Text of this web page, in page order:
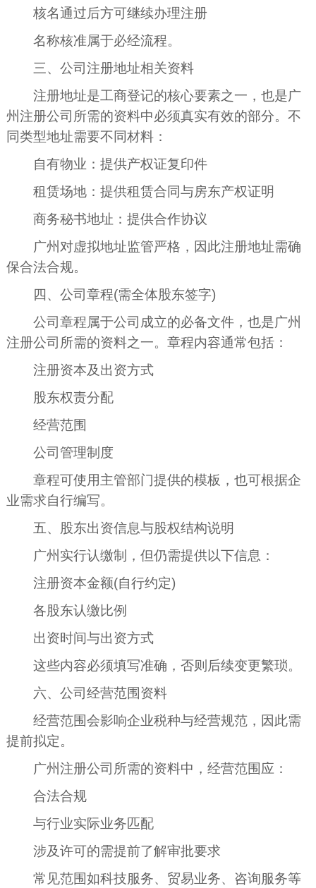
核名通过后方可继续办理注册
名称核准属于必经流程。
三、公司注册地址相关资料
注册地址是工商登记的核心要素之一，也是广
州注册公司所需的资料中必须真实有效的部分。不
同类型地址需要不同材料：
自有物业：提供产权证复印件
租赁场地：提供租赁合同与房东产权证明
商务秘书地址：提供合作协议
广州对虚拟地址监管严格，因此注册地址需确
保合法合规。
四、公司章程(需全体股东签字)
公司章程属于公司成立的必备文件，也是广州
注册公司所需的资料之一。章程内容通常包括：
注册资本及出资方式
股东权责分配
经营范围
公司管理制度
章程可使用主管部门提供的模板，也可根据企
业需求自行编写。
五、股东出资信息与股权结构说明
广州实行认缴制，但仍需提供以下信息：
注册资本金额(自行约定)
各股东认缴比例
出资时间与出资方式
这些内容必须填写准确，否则后续变更繁琐。
六、公司经营范围资料
经营范围会影响企业税种与经营规范，因此需
提前拟定。
广州注册公司所需的资料中，经营范围应：
合法合规
与行业实际业务匹配
涉及许可的需提前了解审批要求
常见范围如科技服务、贸易业务、咨询服务等